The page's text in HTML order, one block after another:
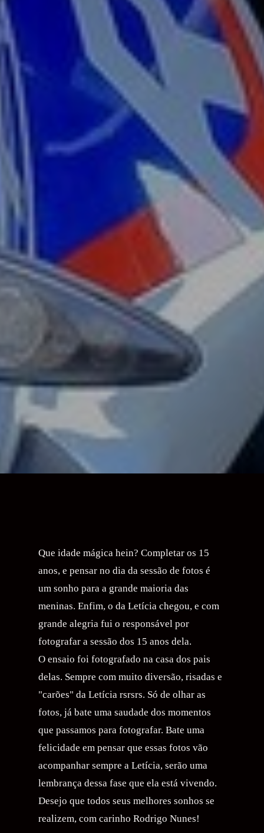
Que idade mágica hein? Completar os 15
anos, e pensar no dia da sessão de fotos é
um sonho para a grande maioria das
meninas. Enfim, o da Letícia chegou, e com
grande alegria fui o responsável por
fotografar a sessão dos 15 anos dela.
O ensaio foi fotografado na casa dos pais
delas. Sempre com muito diversão, risadas e
"carões" da Letícia rsrsrs. Só de olhar as
fotos, já bate uma saudade dos momentos
que passamos para fotografar. Bate uma
felicidade em pensar que essas fotos vão
acompanhar sempre a Letícia, serão uma
lembrança dessa fase que ela está vivendo.
Desejo que todos seus melhores sonhos se
realizem, com carinho Rodrigo Nunes!